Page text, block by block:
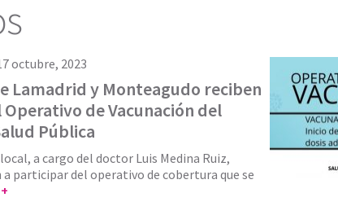
octubre, 2023
Lamadrid y Monteagudo reciben
Operativo de Vacunación del
Pública
a cargo del doctor Luis Medina Ruiz,
participar del operativo de cobertura que se